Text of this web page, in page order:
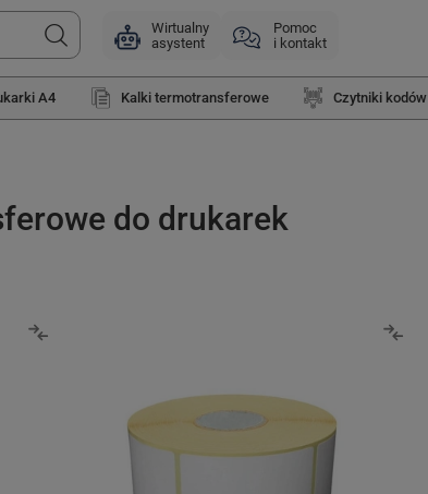
Wirtualny
asystent
Pomoc
i kontakt
A4 Kalki termotransferowe Czytniki kodów
do drukarek